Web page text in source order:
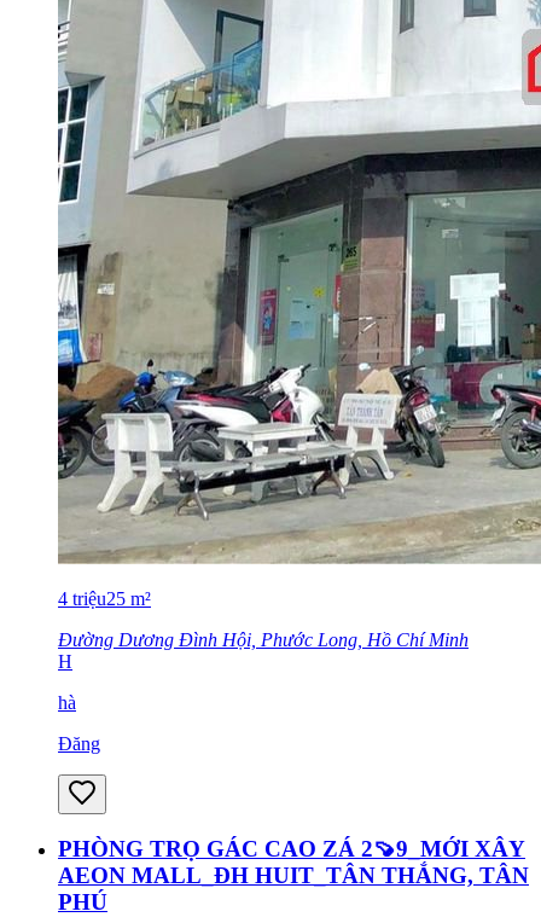
4 triệu25 m²
Đường Dương Đình Hội, Phước Long, Hồ Chí Minh
H
hà
Đăng
PHÒNG TRỌ GÁC CAO ZÁ 2🍠9_MỚI XÂY
AEON MALL_ĐH HUIT_TÂN THẮNG, TÂN
PHÚ